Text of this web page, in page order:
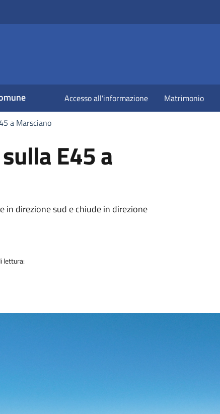
Accesso all'informazione Matrimonio
a Marsciano
E45 a
in direzione sud e chiude in direzione
lettura: